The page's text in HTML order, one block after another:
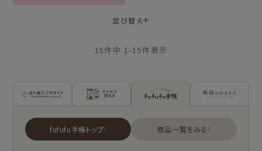
並び替え
15件中 1 -15件表示
古川紙工プロダクトトップ 新着商品一覧を見る
フルカワ雑貨店トップ 新着商品一覧をみる
fufufu手帳トップ 商品一覧をみる